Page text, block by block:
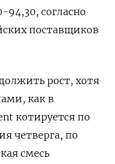
94,30, согласно
поставщиков
рост, хотя
как в
котируется по
четверга, по
смесь